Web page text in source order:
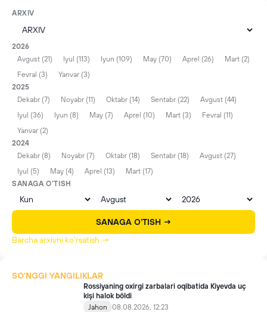
ARXIV
2026
Avgust (21)
Iyul (113) Iyun (109) May (70) Aprel (26)
Mart (2)
Fevral (3)
Yanvar (3)
2025
Dekabr (7)
Noyabr (11) Oktabr (14) Sentabr (22)
Avgust (44)
Iyul (36)
Iyun (8) May (7) Aprel (10) Mart (3)
Fevral (11)
Yanvar (2)
2024
Dekabr (8)
Noyabr (7) Oktabr (18) Sentabr (18)
Avgust (27)
Iyul (5)
May (4) Aprel (13)
Mart (17)
SANAGA O'TISH
SANAGA O'TISH →
Barcha arxivni ko'rsatish →
SO'NGGI YANGILIKLAR
Rossiyaning oxirgi zarbalari oqibatida Kiyevda uç
kişi halok böldi
Jahon
08.08.2026, 12:23